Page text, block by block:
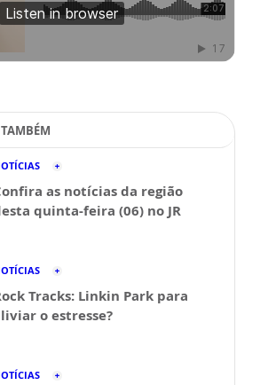
as notícias da região
quinta-feira (06) no JR
Tracks: Linkin Park para
o estresse?